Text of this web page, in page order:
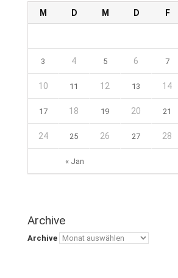
M D M D F
« Jan
3 4 5 6 7
10 11 12 13 14
17 18 19 20 21
24 25 26 27 28
Archive
Archive